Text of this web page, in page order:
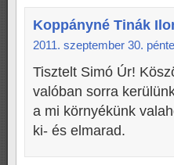
Koppányné Tinák
2011. szeptember 30.
Tisztelt Simó Úr!
valóban sorra
a mi környékünk
ki- és elmarad.